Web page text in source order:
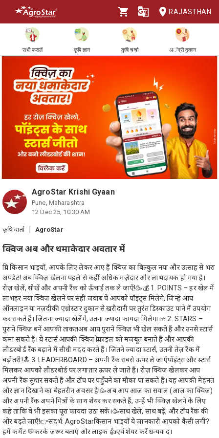
RAJASTHAN
सभी फसलें कृषि ज्ञान कृषि चर्चा अॅग्री दुकान
AgroStar Krishi Gyaan
Pune, Maharashtra
12 Dec 25, 10:30 AM
कृषि वार्ता AgroStar
क्विज अब और धमाकेदार अवतार में
प्रिय किसान भाइयों, आपके लिए लेकर आए हैं क्विज़ का बिल्कुल नया और उत्साह से भरा
अपडेट! अब क्विज़ खेलना पहले से कहीं अधिक मज़ेदार और लाभदायक हो गया है।
रोज़ खेलें, सीखें और अपनी रैंक को ऊँचाई तक ले जाएँ!🥳💰 1. POINTS – हर खेल में
लाभहर नया क्विज़ खेलने पर सही जवाब पे आपको पॉइंट्स मिलेंगे, जिन्हें आप
ऑनलाइन या नज़दीकी एग्रोस्टार दुकान से खरीदारी पर तुरंत डिस्काउंट पाने में उपयोग
कर सकते हैं। जितना ज्यादा खेलेंगे, उतना ज्यादा फायदा मिलेगा।⭐ 2. STARS –
पुराने क्विज़ बनें आपकी ताकतअब आप पुराने क्विज़ भी खेल सकते हैं और उनसे स्टार्स
कमा सकते हैं। ये स्टार्स आपकी क्विज प्रोफ़ाइल को मजबूत बनाते हैं और आपकी
लीडरबोर्ड रैंक बढ़ाने में सीधी मदद करते हैं। जितने ज्यादा स्टार्स, उतनी तेज़ रैंक में
बढ़ोतरी!🔝 3. LEADERBOARD – अपनी रैंक सबसे ऊपर ले जाएँपॉइंट्स और स्टार्स
मिलकर आपको लीडरबोर्ड पर लगातार ऊपर ले जाते हैं। रोज़ क्विज़ खेलकर आप
अपनी रैंक सुधार सकते हैं और टॉप पर पहुँचने का मौका पा सकते हैं। यह आपकी मेहनत
और ज्ञान दिखाने का बेहतरीन अवसर है!🥳अब आप आज का सवाल (आज का क्विज़)
और अपनी रैंक अपने मित्रों के साथ शेयर कर सकते हैं, उन्हें भी क्विज़ खेलने के लिए
कहें ताकि वे भी इसका पूरा फायदा उठा सकें।🥳साथ खेलें, साथ बढ़ें, और टॉप रैंक की
ओर बढ़ते जाएँ!👉संदर्भ: AgroStarकिसान भाइयों ये जानकारी आपको कैसी लगी?
हमें कमेंट 💬करके ज़रूर बताएं और लाइक 👍एवं शेयर करें धन्यवाद।